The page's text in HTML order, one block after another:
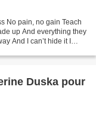
No pain, no gain Teach
up And everything they
And I can’t hide it I
Duska pour